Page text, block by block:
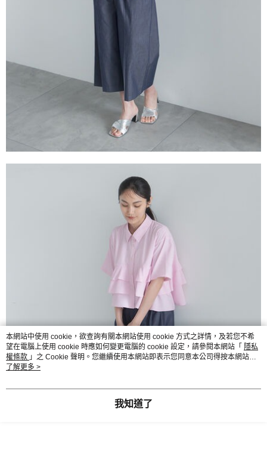
本網站中使用 cookie，欲查詢有關本網站使用 cookie 方式之詳情，及若您不希
望在電腦上使用 cookie 時應如何變更電腦的 cookie 設定，請參閱本網站「 隱私
權條款 」之 Cookie 聲明。您繼續使用本網站即表示您同意本公司得按本網站使
用條款之 Cookie 聲明使用 cookie。
了解更多 >
我知道了